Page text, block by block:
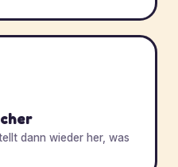
dann wieder her, was